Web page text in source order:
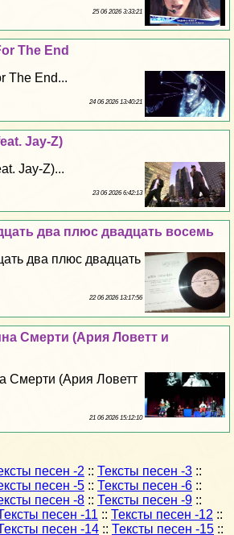
25 06 2026 3:33:21
The End
The End...
24 06 2026 13:40:21
Jay-Z)
Jay-Z)...
23 06 2026 6:42:13
два плюс двадцать восемь
два плюс двадцать
22 06 2026 13:17:56
Cмepти (Ария Ловетт и
Cмepти (Ария Ловетт
21 06 2026 15:12:10
песен -2 :: Тексты песен -3 ::
песен -5 :: Тексты песен -6 ::
песен -8 :: Тексты песен -9 ::
песен -11 :: Тексты песен -12 ::
песен -14 :: Тексты песен -15 ::